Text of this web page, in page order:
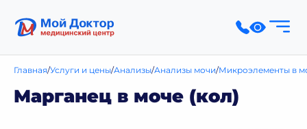
Главная Услуги и цены Анализы Анализы мочи Микроэлементы в
Марганец в моче (кол)